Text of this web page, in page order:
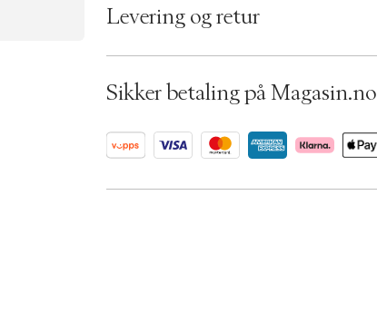
EAN: 5715638108039
Shoe Size: 40
SKU: S13724489
Levering og retur
Sikker betaling på Magasin.no